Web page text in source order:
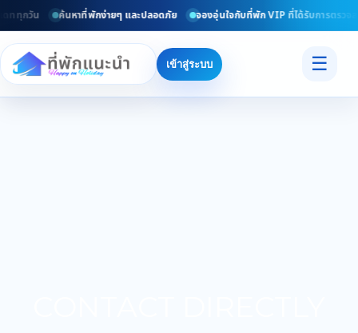
ททุกวัน ค้นหาที่พักง่ายๆ และปลอดภัย จองอุ่นใจกับที่พัก VIP ที่ได้รับการตรวจส
เข้าสู่ระบบ ☰